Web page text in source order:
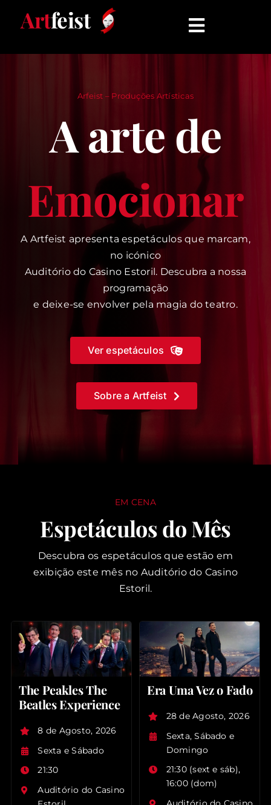
Artfeist
Toggle
ESPETÁCULOS
QUEM SOMOS
Arfeist – Produções Artísticas
A arte de
Emocionar
A Artfeist apresenta espetáculos que marcam,
no icónico
Auditório do Casino Estoril. Descubra a nossa
programação
e deixe-se envolver pela magia do teatro.
Ver espetáculos
Sobre a Artfeist
EM CENA
Espetáculos do Mês
Descubra os espetáculos que estão em
exibição este mês no Auditório do Casino
Estoril.
The Peakles The
Beatles Experience
8 de Agosto, 2026
Sexta e Sábado
21:30
Auditório do Casino
Era Uma Vez o Fado
28 de Agosto, 2026
Sexta, Sábado e
Domingo
21:30 (sext e sáb),
16:00 (dom)